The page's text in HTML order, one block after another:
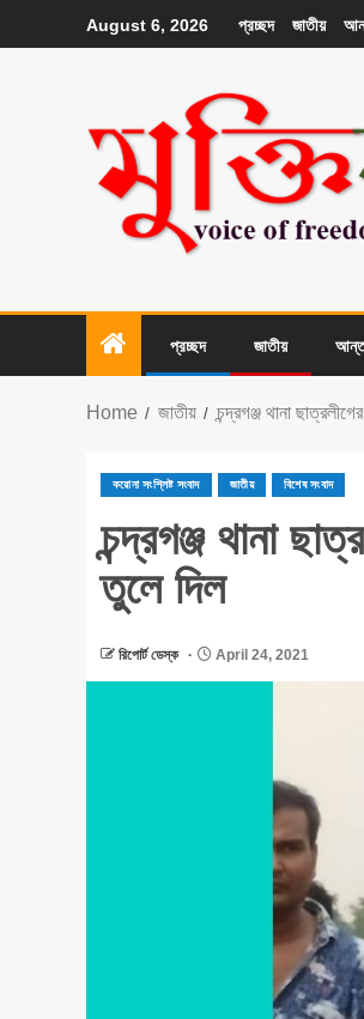
August 6, 2026 প্রচ্ছদ জাতীয়
প্রচ্ছদ জাতীয়
Home জাতীয় চন্দ্রগঞ্জ থানা
করোনা সংশ্লিষ্ট সংবাদ জাতীয় বিশেষ সংবাদ
চন্দ্রগঞ্জ থানা
তুলে দিল
রিপোর্ট ডেস্ক April 24, 2021